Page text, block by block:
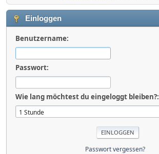
Einloggen
Benutzername:
Passwort:
Wie lang möchtest du eingeloggt bleiben?:
Passwort vergessen?